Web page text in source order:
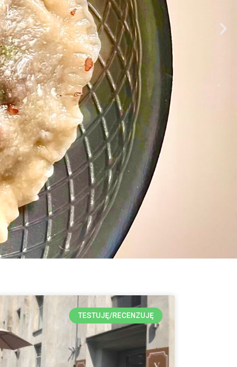
TESTUJĘ/RECENZUJĘ